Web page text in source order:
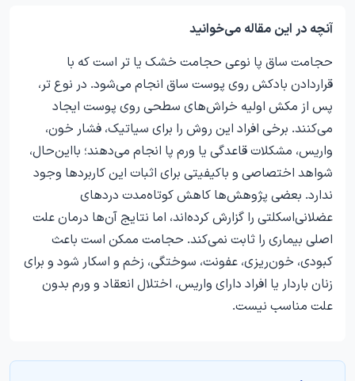
آنچه در این مقاله می‌خوانید
حجامت ساق پا نوعی حجامت خشک یا تر است که با
قراردادن بادکش روی پوست ساق انجام می‌شود. در نوع تر،
پس از مکش اولیه خراش‌های سطحی روی پوست ایجاد
می‌کنند. برخی افراد این روش را برای سیاتیک، فشار خون،
واریس، مشکلات قاعدگی یا ورم پا انجام می‌دهند؛ بااین‌حال،
شواهد اختصاصی و باکیفیتی برای اثبات این کاربردها وجود
ندارد. بعضی پژوهش‌ها کاهش کوتاه‌مدت دردهای
عضلانی‌اسکلتی را گزارش کرده‌اند، اما نتایج آن‌ها درمان علت
اصلی بیماری را ثابت نمی‌کند. حجامت ممکن است باعث
کبودی، خون‌ریزی، عفونت، سوختگی، زخم و اسکار شود و برای
زنان باردار یا افراد دارای واریس، اختلال انعقاد و ورم بدون
علت مناسب نیست.